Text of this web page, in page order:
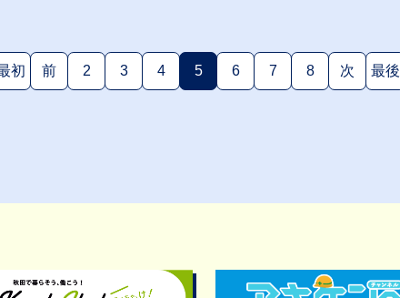
初 前 2 3 4 5(現在のページ)
6 7 8 次 最後